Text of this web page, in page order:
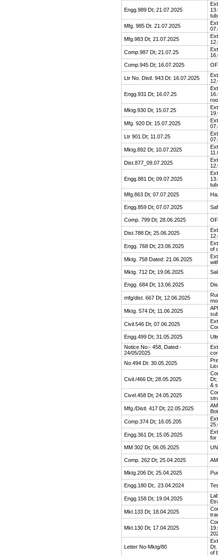
Engg.989 Dt; 21.07.2025
Mfg. 985 Dt. 21.07.2025
Mfg.983 Dt; 21.07.2025
Comp.987 Dt; 21.07.25
Comp.945 Dt; 16.07.2025
Ltr No. Distl. 943 Dt: 16.07.2025
Engg.931 Dt; 16.07.25
Mktg.930 Dt; 15.07.25
Mfg. 920 Dt: 15.07.2025
Ltr 901 Dt; 11.07.25
Mktg.892 Dt; 10.07.2025
Dist.877_09.07.2025
Engg.881 Dt; 09.07.2025
Mfg.863 Dt; 07.07.2025
Engg.859 Dt; 07.07.2025
Comp. 799 Dt; 28.06.2025
Dist.788 Dt; 25.06.2025
Engg. 768 Dt; 23.06.2025
of
Mktg. 758 Dated: 21.06.2025
Mktg. 712 Dt; 19.06.2025
Engg. 684 Dt; 13.06.2025
mfg/dist. 667 Dt; 12.06.2025
Mktg. 574 Dt; 11.06.2025
Civil.546 Dt; 07.06.2025
Engg.499 Dt; 31.05.2025
Notice No:- 458, Dated:-
24/05/2025
No.494 Dt: 30.05.2025
Civil./466 Dt; 28.05.2025
Dt;
&
Civel.458 Dt; 24.05.2025
Mfg./Distl. 417 Dt; 22.05.2025
Comp.374 Dt; 16.05.205
Engg.361 Dt; 15.05.2025
for
MM 302 Dt; 06.05.2025
Comp. 262 Dt; 25.04.2025
Mktg.206 Dt; 25.04.2025
Engg.180 Dt;. 23.04.2024
Engg.158 Dt; 19.04.2025
Mkt.133 Dt; 18.04.2025
Mkt.130 Dt; 17.04.2025
Letter No-Mktg/80
Dt.
of